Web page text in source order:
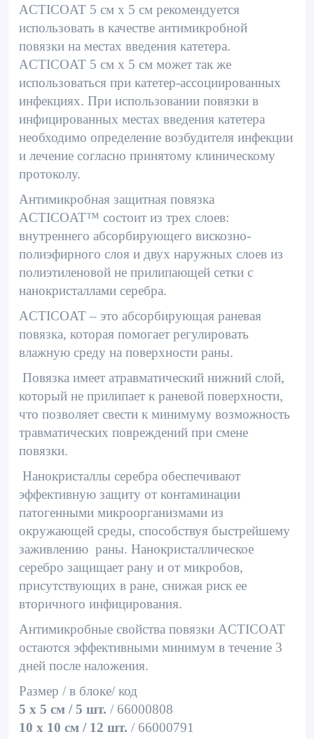
ACTICOAT 5 см х 5 см рекомендуется
использовать в качестве антимикробной
повязки на местах введения катетера.
ACTICOAT 5 см х 5 см может так же
использоваться при катетер-ассоциированных
инфекциях. При использовании повязки в
инфицированных местах введения катетера
необходимо определение возбудителя инфекции
и лечение согласно принятому клиническому
протоколу.
Антимикробная защитная повязка
ACTICOAT™ состоит из трех слоев:
внутреннего абсорбирующего вискозно-
полиэфирного слоя и двух наружных слоев из
полиэтиленовой не прилипающей сетки с
нанокристаллами серебра.
ACTICOAT – это абсорбирующая раневая
повязка, которая помогает регулировать
влажную среду на поверхности раны.
Повязка имеет атравматический нижний слой,
который не прилипает к раневой поверхности,
что позволяет свести к минимуму возможность
травматических повреждений при смене
повязки.
Нанокристаллы серебра обеспечивают
эффективную защиту от контаминации
патогенными микроорганизмами из
окружающей среды, способствуя быстрейшему
заживлению раны. Нанокристаллическое
серебро защищает рану и от микробов,
присутствующих в ране, снижая риск ее
вторичного инфицирования.
Антимикробные свойства повязки ACTICOAT
остаются эффективными минимум в течение 3
дней после наложения.
Размер / в блоке/ код
5 x 5 cм / 5 шт. / 66000808
10 x 10 cм / 12 шт. / 66000791